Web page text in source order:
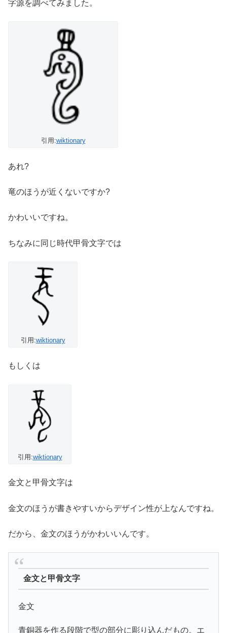
字源を調べてみました。
引用:wiktionary
あれ?
竜のほうが近くないですか?
かわいいですね。
ちなみに同じ時代甲骨文字では
引用:wiktionary
もしくは
引用:wiktionary
金文と甲骨文字は
金文のほうが書きやすいからデザイン性が上なんですね。
だから、金文のほうがかわいいんです。
金文と甲骨文字
金文
青銅器を作る段階で型の部分に彫り込んだもの。エ